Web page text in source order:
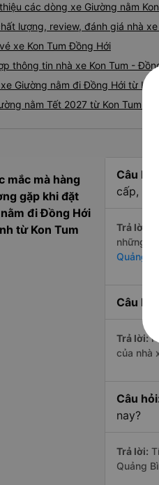
thiệu các dòng xe Giường nằm
lượng, review, đánh giá nhà
xe Kon Tum Đồng Hới
thông tin nhà xe Kon Tum -
Giường nằm đi Đồng Hới từ Kon
nằm Tết 2027 từ Kon Tum đi
mắc mà hàng
gặp khi đặt
đi Đồng Hới
từ Kon Tum
Câu hỏi:
cấp,
Trả lời:
những
Quảng
Câu hỏi:
Trả lời:
của nhà
Câu
nay?
Trả lời:
Quảng